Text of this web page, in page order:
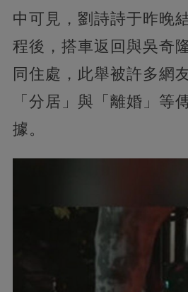
中可見，劉詩詩于昨晚
程後，搭車返回與吳奇
同住處，此舉被許多網
「分居」與「離婚」等
據。